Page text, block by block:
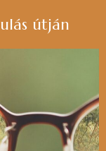
útján